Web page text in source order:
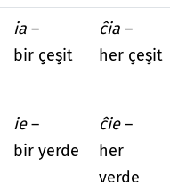
ia –
bir çeşit
ĉia –
her çeşit
ie–
bir yerde
ĉie–
her
yerde